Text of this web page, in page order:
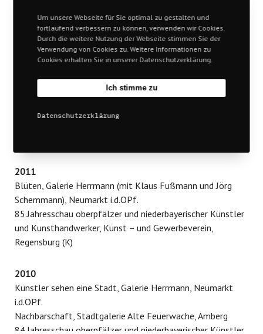
Ein Stück vom Himmel, Galerie Statt – Museum,
Stadtmuseum Neumarkt i. d. OPf
Weihnachtsausstellung Galerie Herrmann, Neumarkt
i.d.OPf.
Nackt Galerie Herrmann, Neumarkt i.d.OPf
2011
Blüten, Galerie Herrmann (mit Klaus Fußmann und Jörg
Schemmann), Neumarkt i.d.OPf.
85.Jahresschau oberpfälzer und niederbayerischer Künstler
und Kunsthandwerker, Kunst – und Gewerbeverein,
Regensburg (K)
2010
Künstler sehen eine Stadt, Galerie Herrmann, Neumarkt
i.d.OPf.
Nachbarschaft, Stadtgalerie Alte Feuerwache, Amberg
84.Jahresschau oberpfälzer und niederbayerischer Künstler
Um unsere Webseite für Sie optimal zu gestalten und
fortlaufend verbessern zu können, verwenden wir Cookies.
Durch die weitere Nutzung der Webseite stimmen Sie der
Verwendung von Cookies zu. Weitere Informationen zu
Cookies erhalten Sie in unserer Datenschutzerklärung.
Datenschutzerklärung
Ich stimme zu